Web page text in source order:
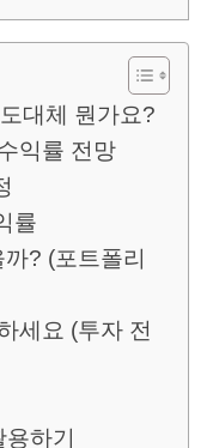
대체 뭔가요?
익률 전망
률
? (포트폴리
세요 (투자 전
하기